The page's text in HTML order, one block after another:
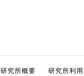
研究所概要 研究所利